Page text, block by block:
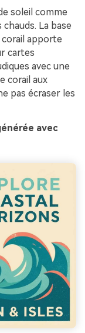
soleil comme
La base
corail apporte
cartes
avec une
corail aux
pas écraser les
avec